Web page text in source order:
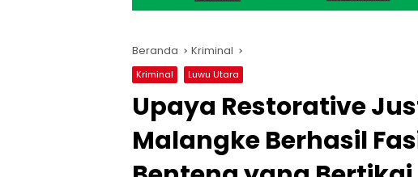
Beranda Kriminal
Kriminal Luwu Utara
Upaya Restorative
Malangke Berhasil